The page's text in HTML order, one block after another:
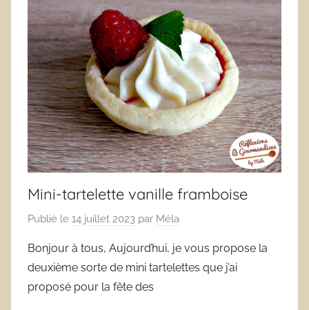
Mini-tartelette vanille framboise
Publié le 14 juillet 2023 par Méla
Bonjour à tous, Aujourd’hui, je vous propose la
deuxième sorte de mini tartelettes que j’ai
proposé pour la fête des